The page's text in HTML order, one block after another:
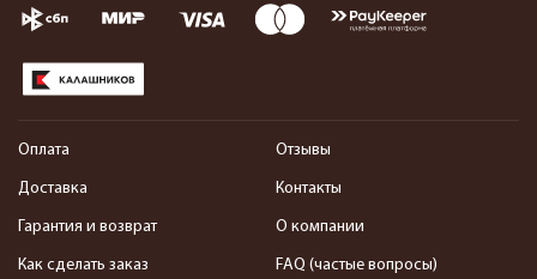
Оплата
Доставка
Гарантия и возврат
Как сделать заказ
Отзывы
Контакты
О компании
FAQ (частые вопросы)